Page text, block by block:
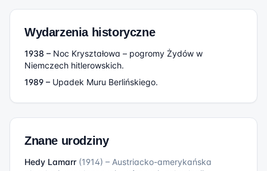
Wydarzenia historyczne
1938 – Noc Kryształowa – pogromy Żydów w
Niemczech hitlerowskich.
1989 – Upadek Muru Berlińskiego.
Znane urodziny
Hedy Lamarr (1914) – Austriacko-amerykańska